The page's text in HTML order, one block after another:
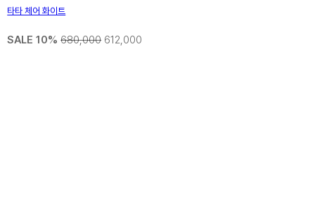
타타 체어 화이트
SALE 10% 680,000 612,000